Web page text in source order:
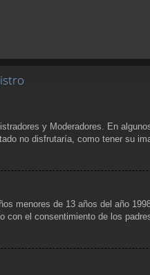
y Moderadores. En
no disfrutaría, como tener su
menores de 13 años del año
el consentimiento de los